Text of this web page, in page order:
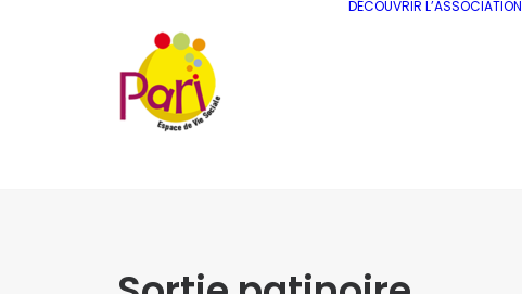
DÉCOUVRIR L’ASSOCIATION